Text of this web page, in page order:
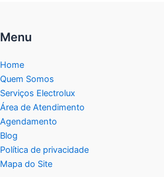
Menu
Home
Quem Somos
Serviços Electrolux
Área de Atendimento
Agendamento
Blog
Política de privacidade
Mapa do Site